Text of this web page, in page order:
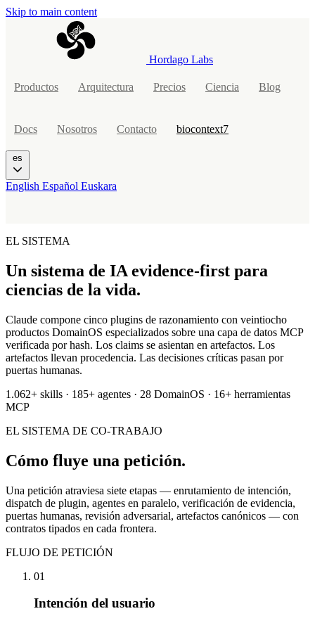
Skip to main content
Hordago Labs
Productos Arquitectura Precios Ciencia Blog
Docs Nosotros Contacto biocontext7
es
English Español Euskara
EL SISTEMA
Un sistema de IA evidence-first para
ciencias de la vida.
Claude compone cinco plugins de razonamiento con veintiocho
productos DomainOS especializados sobre una capa de datos MCP
verificada por hash. Los claims se asientan en artefactos. Los
artefactos llevan procedencia. Las decisiones críticas pasan por
puertas humanas.
1.062+ skills · 185+ agentes · 28 DomainOS · 16+ herramientas
MCP
EL SISTEMA DE CO-TRABAJO
Cómo fluye una petición.
Una petición atraviesa siete etapas — enrutamiento de intención,
dispatch de plugin, agentes en paralelo, verificación de evidencia,
puertas humanas, revisión adversarial, artefactos canónicos — con
contratos tipados en cada frontera.
FLUJO DE PETICIÓN
01
Intención del usuario